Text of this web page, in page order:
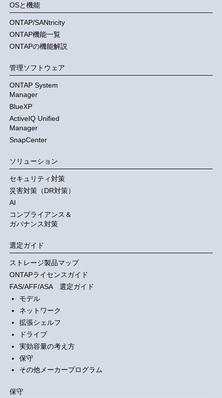
OSと機能
ONTAP/SANtricity
ONTAP機能一覧
ONTAPの機能解説
管理ソフトウェア
ONTAP System
Manager
BlueXP
ActiveIQ Unified
Manager
SnapCenter
ソリューション
セキュリティ対策
災害対策（DR対策）
AI
コンプライアンス＆
ガバナンス対策
選定ガイド
ストレージ製品マップ
ONTAPライセンスガイド
FAS/AFF/ASA 選定ガイド
モデル
ネットワーク
拡張シェルフ
ドライブ
実効容量の考え方
保守
その他メーカープログラム
保守